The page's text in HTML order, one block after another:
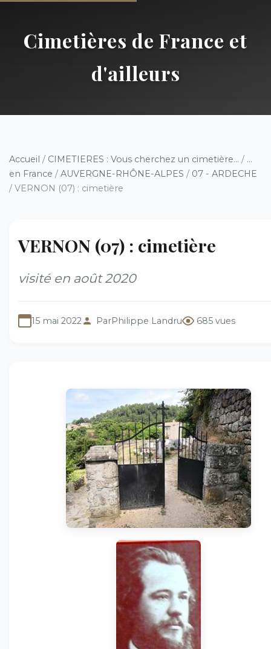
Cimetières de France et
d'ailleurs
Accueil / CIMETIERES : Vous cherchez un cimetière... / ...
en France / AUVERGNE-RHÔNE-ALPES / 07 - ARDECHE
/ VERNON (07) : cimetière
VERNON (07) : cimetière
visité en août 2020
15 mai 2022 ParPhilippe Landru 685 vues